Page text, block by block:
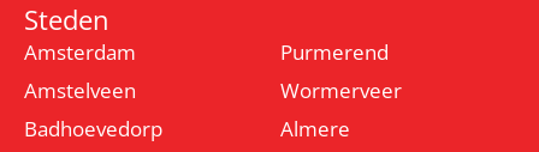
Steden
Amsterdam
Amstelveen
Badhoevedorp
Purmerend
Wormerveer
Almere